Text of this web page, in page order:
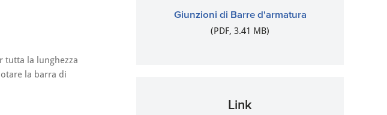
tutta la lunghezza
la barra di
Giunzioni di Barre d'armatura
(PDF, 3.41 MB)
Link